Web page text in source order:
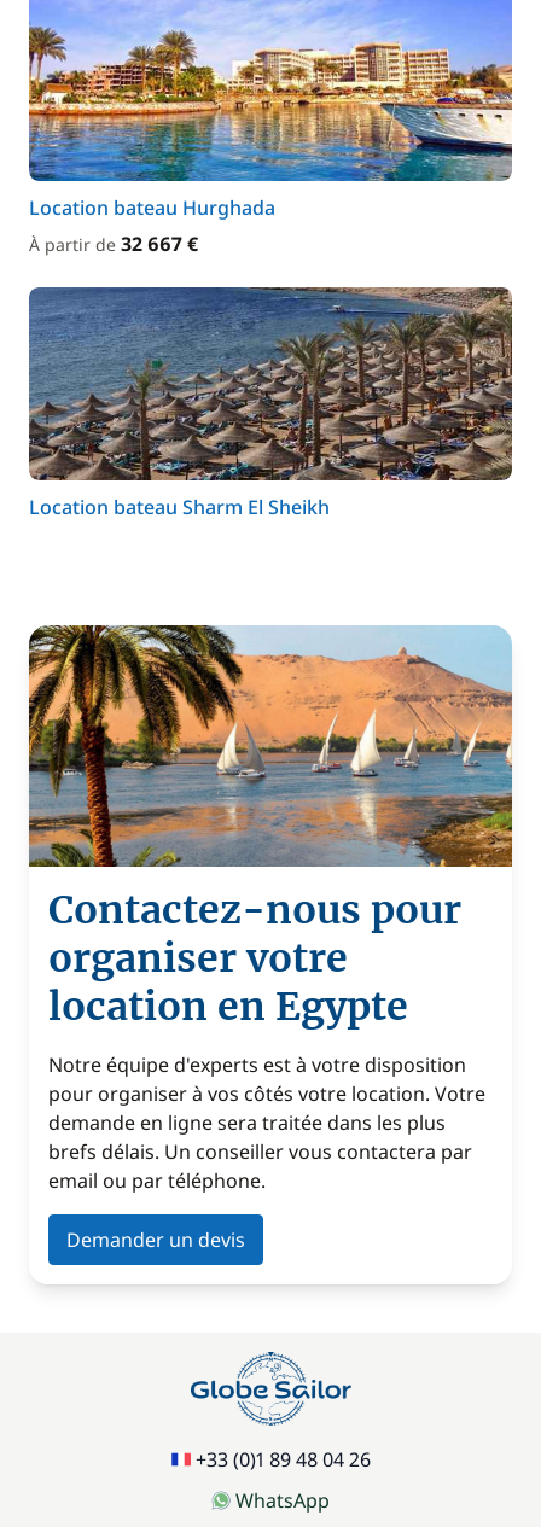
Location bateau Hurghada
À partir de 32 667 €
Location bateau Sharm El Sheikh
Contactez-nous pour
organiser votre
location en Egypte
Notre équipe d'experts est à votre disposition
pour organiser à vos côtés votre location. Votre
demande en ligne sera traitée dans les plus
brefs délais. Un conseiller vous contactera par
email ou par téléphone.
Demander un devis
+33 (0)1 89 48 04 26
WhatsApp